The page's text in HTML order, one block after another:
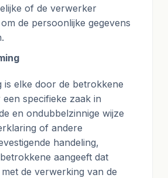
of de verwerker
de persoonlijke gegevens
is elke door de betrokkene
specifieke zaak in
en ondubbelzinnige wijze
of andere
handeling,
aangeeft dat
de verwerking van de